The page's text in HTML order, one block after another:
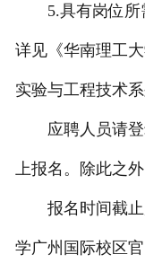
5.具有岗位所
详见《华南理工
实验与工程技术
应聘人员请登
上报名。除此之
报名时间截止
学广州国际校区